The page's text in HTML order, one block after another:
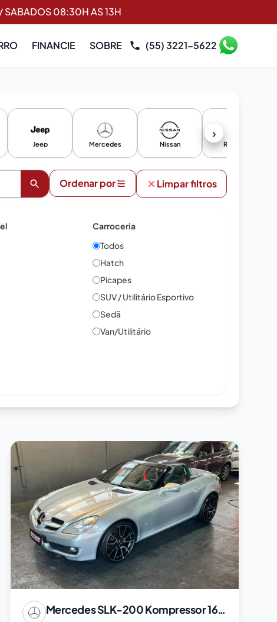
SABADOS 08:30H AS 13H
FINANCIE SOBRE (55) 3221-5622
›
Jeep Mercedes Nissan Renault
Ordenar por Limpar filtros
Carroceria
Todos
Hatch
Picapes
SUV / Utilitário Esportivo
Sedã
Van/Utilitário
MercedesSLK-200 Kompressor 16V/ 200 CGI 16V